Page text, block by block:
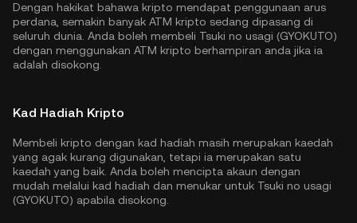
Dengan hakikat bahawa kripto mendapat penggunaan arus
perdana, semakin banyak ATM kripto sedang dipasang di
seluruh dunia. Anda boleh membeli Tsuki no usagi (GYOKUTO)
dengan menggunakan ATM kripto berhampiran anda jika ia
adalah disokong.
Kad Hadiah Kripto
Membeli kripto dengan kad hadiah masih merupakan kaedah
yang agak kurang digunakan, tetapi ia merupakan satu
kaedah yang baik. Anda boleh mencipta akaun dengan
mudah melalui kad hadiah dan menukar untuk Tsuki no usagi
(GYOKUTO) apabila disokong.